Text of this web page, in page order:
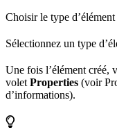
Choisir le type d’élément
Sélectionnez un type
Une fois l’élément créé,
volet Properties (voir
d’informations).